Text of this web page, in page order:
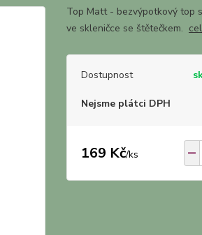
Top Matt - bezvýpotkový top
ve skleničce se štětečkem.
Dostupnost
Nejsme plátci DPH
169 Kč/ks